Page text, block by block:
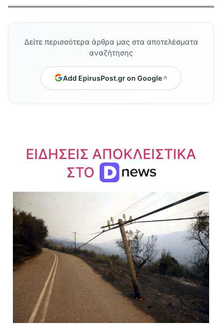
Δείτε περισσότερα άρθρα μας στα αποτελέσματα
αναζήτησης
Add EpirusPost.gr on Google
ΕΙΔΗΣΕΙΣ ΑΠΟΚΛΕΙΣΤΙΚΑ
ΣΤΟ